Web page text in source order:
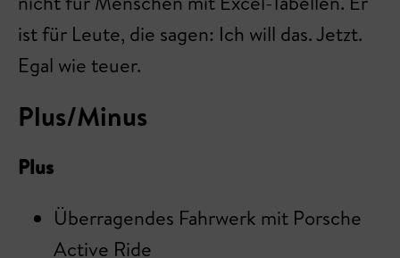
ist für Leute, die sagen: Ich will das. Jetzt.
Egal wie teuer.
Plus/Minus
Plus
Überragendes Fahrwerk mit Porsche
Active Ride